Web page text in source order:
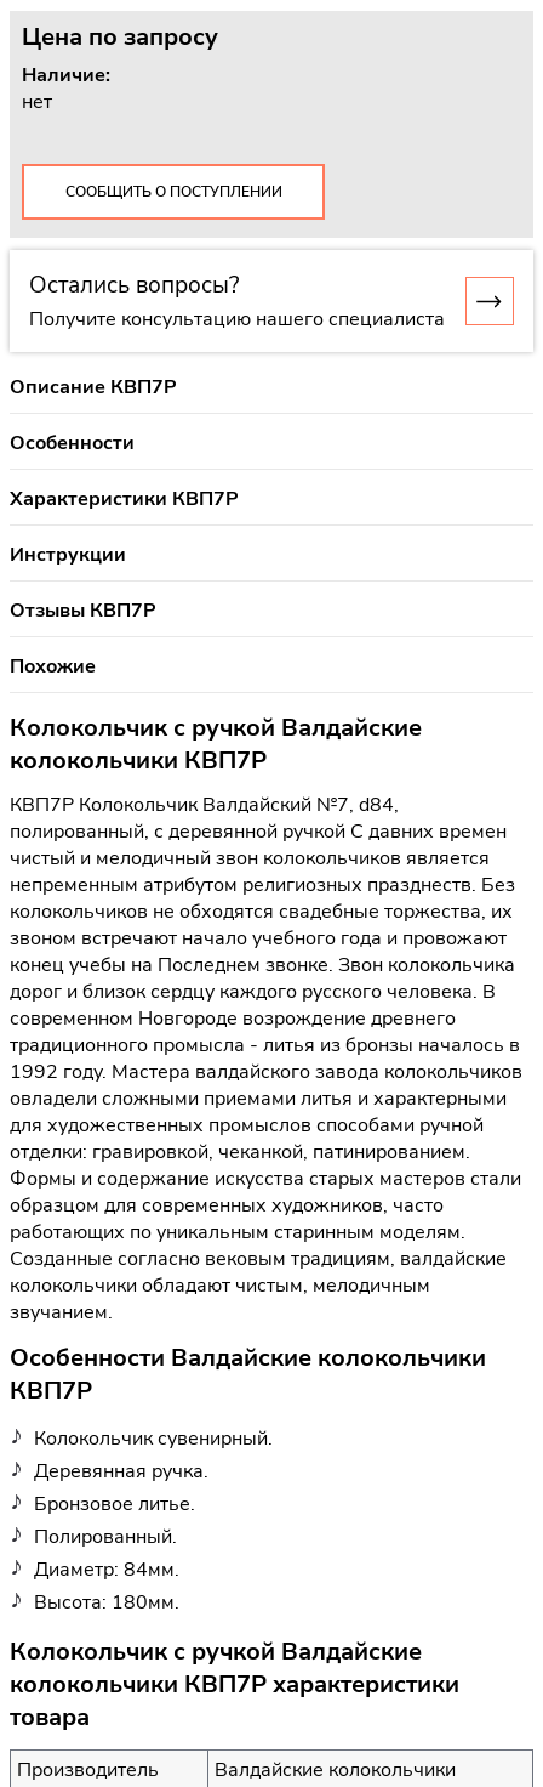
Цена по запросу
Наличие:
нет
СООБЩИТЬ О ПОСТУПЛЕНИИ
Остались вопросы?
Получите консультацию нашего специалиста
Описание КВП7Р
Особенности
Характеристики КВП7Р
Инструкции
Отзывы КВП7Р
Похожие
Колокольчик с ручкой Валдайские
колокольчики КВП7Р
КВП7Р Колокольчик Валдайский №7, d84,
полированный, с деревянной ручкой С давних времен
чистый и мелодичный звон колокольчиков является
непременным атрибутом религиозных празднеств. Без
колокольчиков не обходятся свадебные торжества, их
звоном встречают начало учебного года и провожают
конец учебы на Последнем звонке. Звон колокольчика
дорог и близок сердцу каждого русского человека. В
современном Новгороде возрождение древнего
традиционного промысла - литья из бронзы началось в
1992 году. Мастера валдайского завода колокольчиков
овладели сложными приемами литья и характерными
для художественных промыслов способами ручной
отделки: гравировкой, чеканкой, патинированием.
Формы и содержание искусства старых мастеров стали
образцом для современных художников, часто
работающих по уникальным старинным моделям.
Созданные согласно вековым традициям, валдайские
колокольчики обладают чистым, мелодичным
звучанием.
Особенности Валдайские колокольчики
КВП7Р
Колокольчик сувенирный.
Деревянная ручка.
Бронзовое литье.
Полированный.
Диаметр: 84мм.
Высота: 180мм.
Колокольчик с ручкой Валдайские
колокольчики КВП7Р характеристики
товара
Производитель Валдайские колокольчики